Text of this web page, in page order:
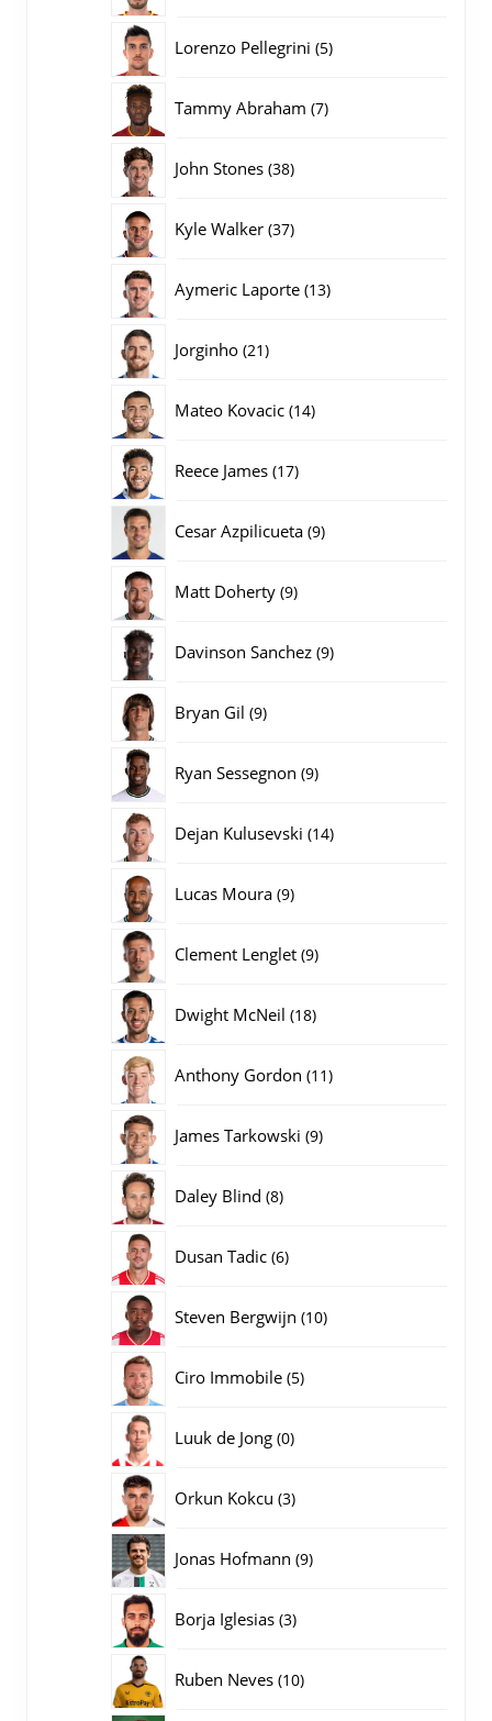
Lorenzo Pellegrini 55
Tammy Abraham 77
John Stones 3838
Kyle Walker 3737
Aymeric Laporte 1313
Jorginho 2121
Mateo Kovacic 1414
Reece James 1717
Cesar Azpilicueta 99
Matt Doherty 99
Davinson Sanchez 99
Bryan Gil 99
Ryan Sessegnon 99
Dejan Kulusevski 1414
Lucas Moura 99
Clement Lenglet 99
Dwight McNeil 1818
Anthony Gordon 1111
James Tarkowski 99
Daley Blind 88
Dusan Tadic 66
Steven Bergwijn 1010
Ciro Immobile 55
Luuk de Jong 00
Orkun Kokcu 33
Jonas Hofmann 99
Borja Iglesias 33
Ruben Neves 1010